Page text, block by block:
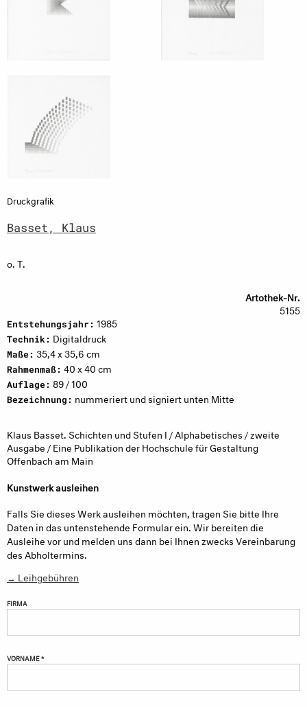
Druckgrafik
Basset, Klaus
o. T.
Artothek-Nr.
5155
Entstehungsjahr: 1985
Technik: Digitaldruck
Maße: 35,4 x 35,6 cm
Rahmenmaß: 40 x 40 cm
Auflage: 89 / 100
Bezeichnung: nummeriert und signiert unten Mitte
Klaus Basset. Schichten und Stufen I / Alphabetisches / zweite
Ausgabe / Eine Publikation der Hochschule für Gestaltung
Offenbach am Main
Kunstwerk ausleihen
Falls Sie dieses Werk ausleihen möchten, tragen Sie bitte Ihre
Daten in das untenstehende Formular ein. Wir bereiten die
Ausleihe vor und melden uns dann bei Ihnen zwecks Vereinbarung
des Abholtermins.
→ Leihgebühren
FIRMA
VORNAME *